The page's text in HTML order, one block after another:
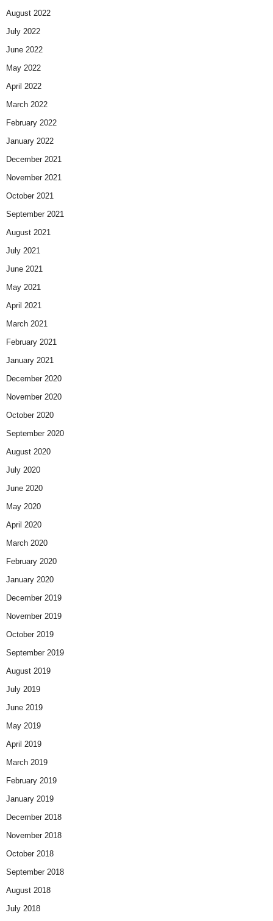
August 2022
July 2022
June 2022
May 2022
April 2022
March 2022
February 2022
January 2022
December 2021
November 2021
October 2021
September 2021
August 2021
July 2021
June 2021
May 2021
April 2021
March 2021
February 2021
January 2021
December 2020
November 2020
October 2020
September 2020
August 2020
July 2020
June 2020
May 2020
April 2020
March 2020
February 2020
January 2020
December 2019
November 2019
October 2019
September 2019
August 2019
July 2019
June 2019
May 2019
April 2019
March 2019
February 2019
January 2019
December 2018
November 2018
October 2018
September 2018
August 2018
July 2018